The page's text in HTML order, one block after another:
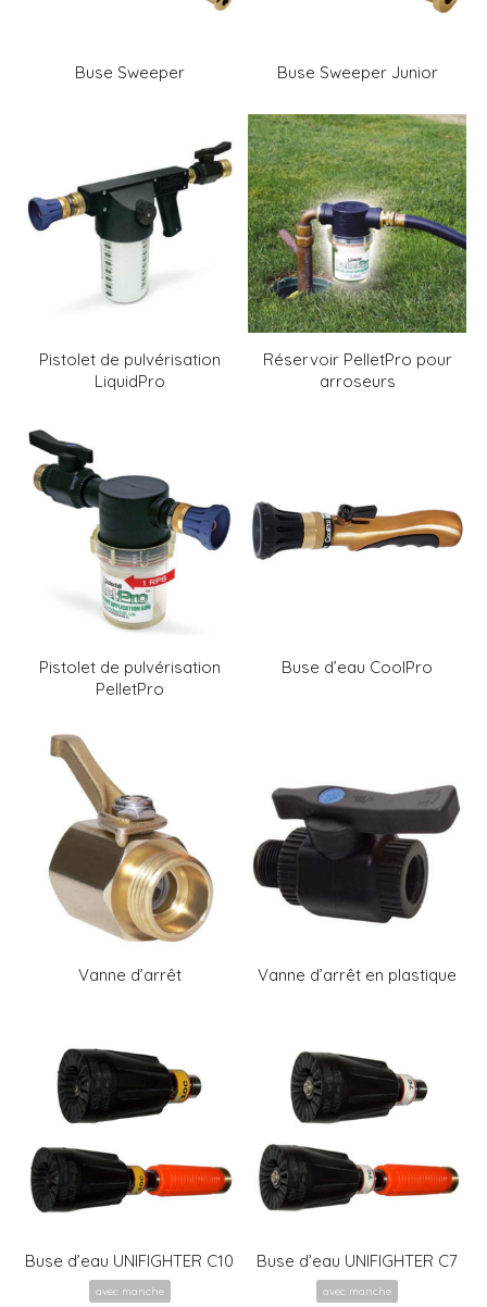
Buse Sweeper Buse Sweeper Junior
Pistolet de pulvérisation
LiquidPro
Réservoir PelletPro pour
arroseurs
Pistolet de pulvérisation
PelletPro
Buse d’eau CoolPro
Vanne d’arrêt Vanne d’arrêt en plastique
Buse d’eau UNIFIGHTER C10
avec manche
Buse d’eau UNIFIGHTER C7
avec manche